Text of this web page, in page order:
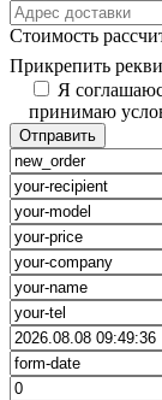
Cтоимость
Прикрепить
Я
принимаю